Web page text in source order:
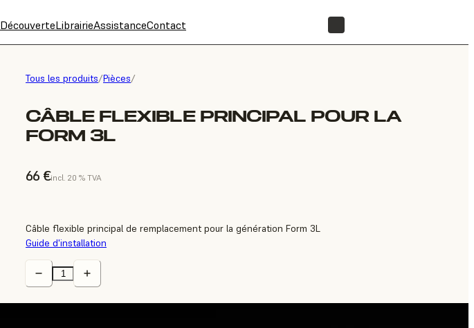
DécouverteLibrairieAssistanceContact
Tous les produits/Pièces/
CÂBLE FLEXIBLE PRINCIPAL POUR LA
FORM 3L
66 €incl. 20 % TVA
Câble flexible principal de remplacement pour la génération Form 3L
Guide d'installation